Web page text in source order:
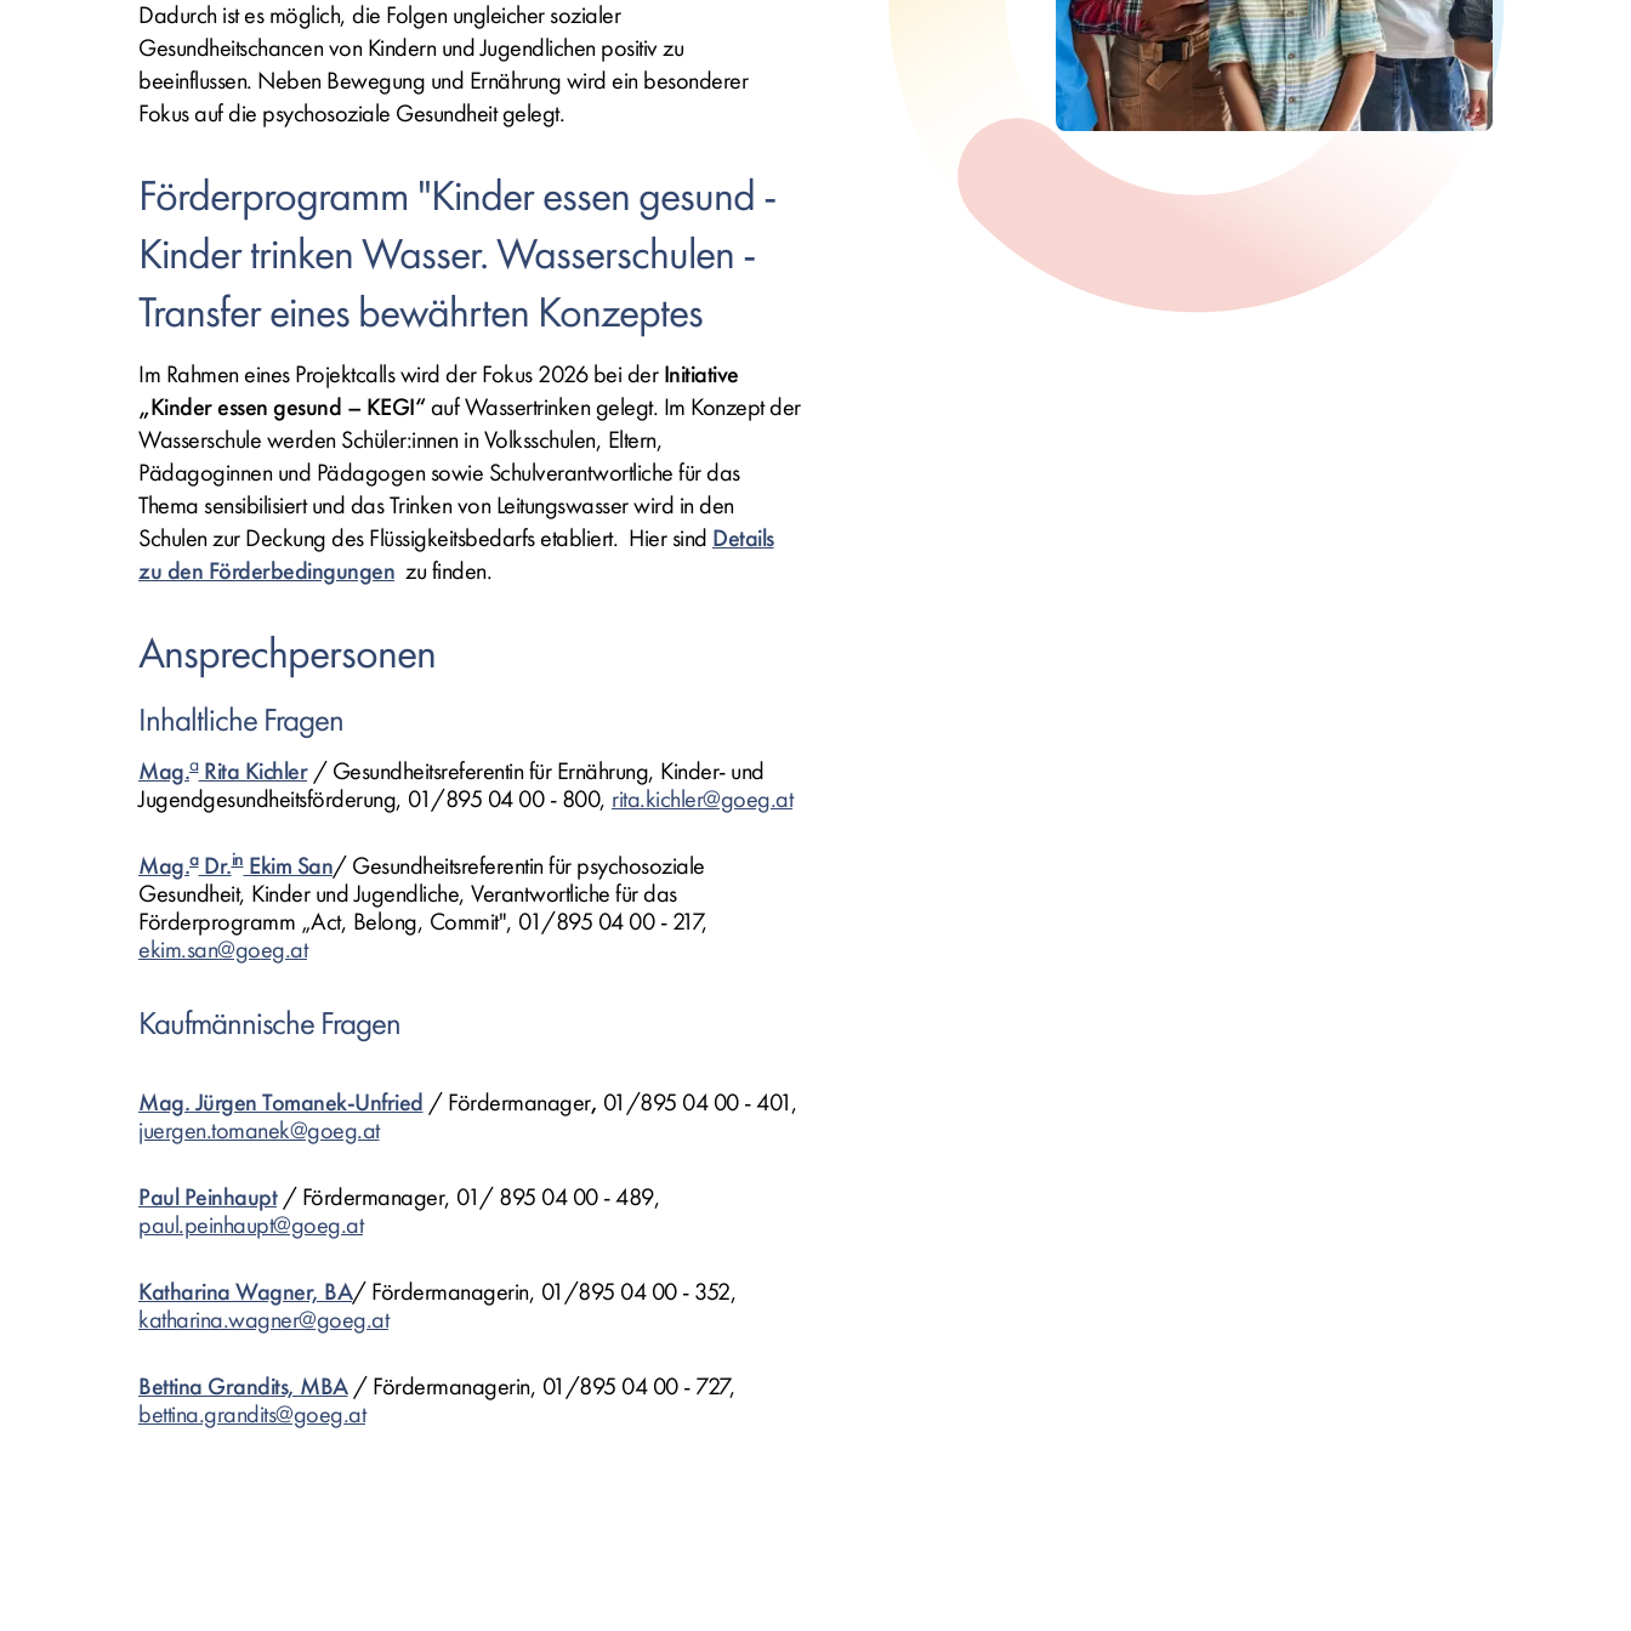
Dadurch ist es möglich, die Folgen ungleicher sozialer
Gesundheitschancen von Kindern und Jugendlichen positiv zu
beeinflussen. Neben Bewegung und Ernährung wird ein besonderer
Fokus auf die psychosoziale Gesundheit gelegt.
Förderprogramm "Kinder essen gesund -
Kinder trinken Wasser. Wasserschulen -
Transfer eines bewährten Konzeptes
Im Rahmen eines Projektcalls wird der Fokus 2026 bei der Initiative
„Kinder essen gesund – KEGI“auf Wassertrinken gelegt. Im Konzept der
Wasserschule werden Schüler:innen in Volksschulen, Eltern,
Pädagoginnen und Pädagogen sowie Schulverantwortliche für das
Thema sensibilisiert und das Trinken von Leitungswasser wird in den
Schulen zur Deckung des Flüssigkeitsbedarfs etabliert. Hier sind Details
zu den Förderbedingungen zu finden.
Ansprechpersonen
Inhaltliche Fragen
Mag.aRita Kichler/ Gesundheitsreferentin für Ernährung, Kinder- und
Jugendgesundheitsförderung, 01/895 04 00 - 800, rita.kichler@goeg.at
Mag.aDr.inEkim San/ Gesundheitsreferentin für psychosoziale
Gesundheit, Kinder und Jugendliche, Verantwortliche für das
Förderprogramm „Act, Belong, Commit", 01/895 04 00 - 217,
ekim.san@goeg.at
Kaufmännische Fragen
Mag. Jürgen Tomanek-Unfried / Fördermanager, 01/895 04 00 - 401,
juergen.tomanek@goeg.at
Paul Peinhaupt/ Fördermanager, 01/ 895 04 00 - 489,
paul.peinhaupt@goeg.at
Katharina Wagner, BA/ Fördermanagerin, 01/895 04 00 - 352,
katharina.wagner@goeg.at
Bettina Grandits, MBA / Fördermanagerin, 01/895 04 00 - 727,
bettina.grandits@goeg.at